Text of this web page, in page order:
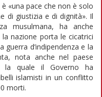
«una pace che non è solo
di giustizia e di dignità». Il
musulmana, ha anche
nazione porta le cicatrici
d’indipendenza e la
nota anche nel paese
la quale il Governo ha
islamisti in un conflitto
morti.